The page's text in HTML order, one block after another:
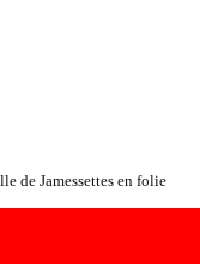
de Jamessettes en folie